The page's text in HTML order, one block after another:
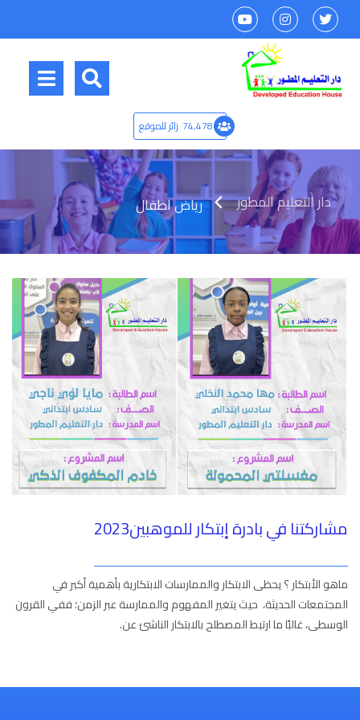
74,478 زائر للموقع
دار التعليم المطور رياض اطفال
مشاركتنا في بادرة إبتكار للموهبين2023
ماهو الأبتكار ؟ يحظى الابتكار والممارسات الابتكارية بأهمية أكبر في
المجتمعات الحديثة، حيث يتغير المفهوم والممارسة عبر الزمن؛ ففي القرون
الوسطى، غالبًا ما ارتبط المصطلح بالابتكار الناشئ عن.